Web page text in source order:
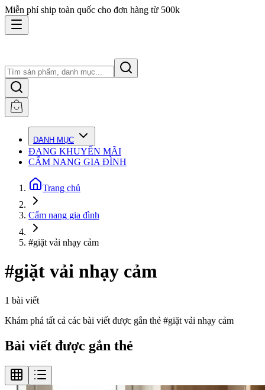
Miễn phí ship toàn quốc cho đơn hàng từ 500k
DANH MỤC
ĐANG KHUYẾN MÃI
CẨM NANG GIA ĐÌNH
Trang chủ
Cẩm nang gia đình
#giặt vải nhạy cảm
#giặt vải nhạy cảm
1 bài viết
Khám phá tất cả các bài viết được gắn thẻ #giặt vải nhạy cảm
Bài viết được gắn thẻ